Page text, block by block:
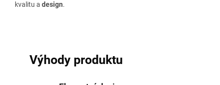
kvalitu a design.
Výhody produktu